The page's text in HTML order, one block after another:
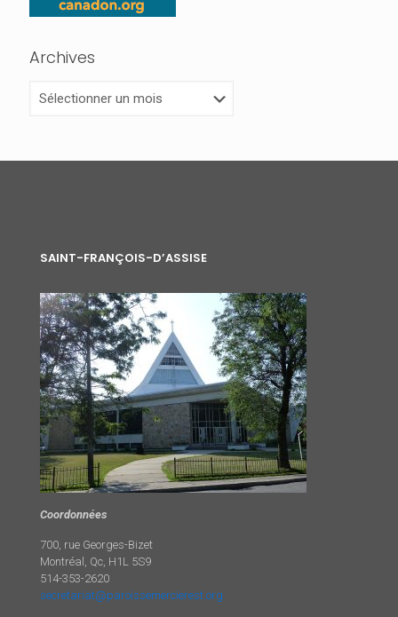
Archives
SAINT-FRANÇOIS-D’ASSISE
Coordonnées
700, rue Georges-Bizet
Montréal, Qc, H1L 5S9
514-353-2620
secretariat@paroissemercierest.org